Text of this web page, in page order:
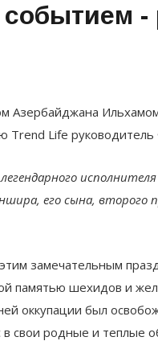
Trend Life
его сына,
замечательным
памятью шехидов и
оккупации был
свои родные и теплые